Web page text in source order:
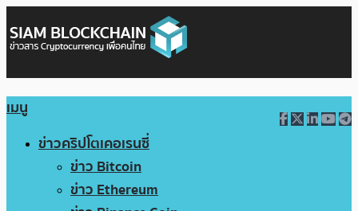
เมนู
ข่าวคริปโตเคอเรนซี่
ข่าว Bitcoin
ข่าว Ethereum